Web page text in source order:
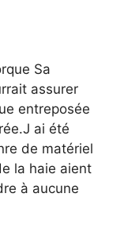
Sa
assurer
entreposée
ai été
de matériel
la haie aient
à aucune